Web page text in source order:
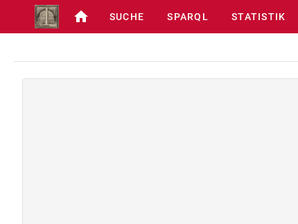
SUCHE SPARQL STATISTIK